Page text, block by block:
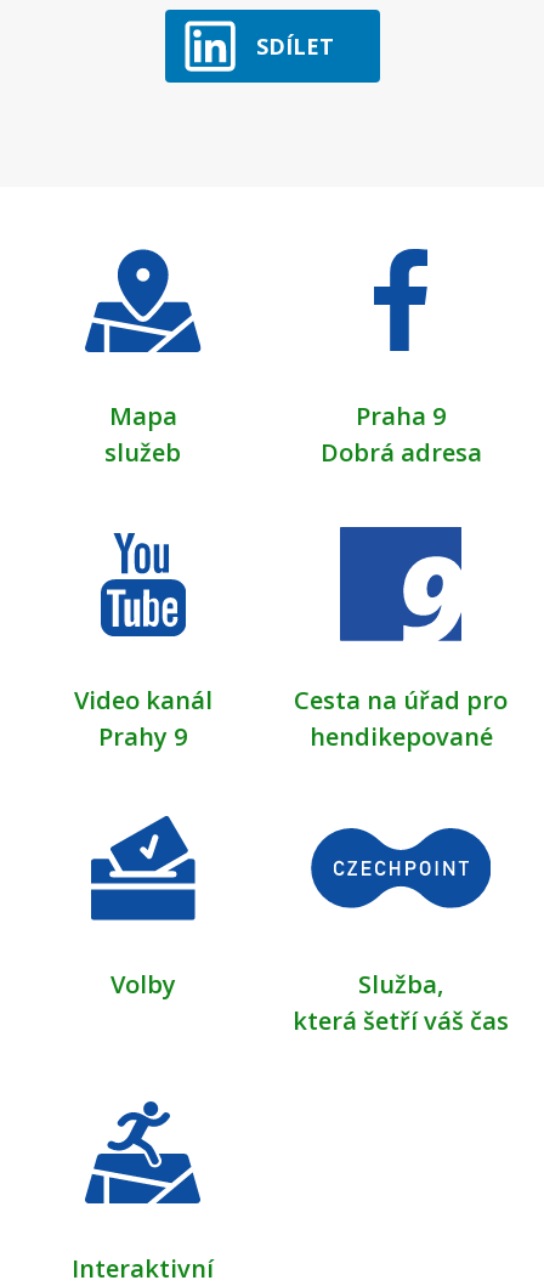
SDÍLET
Mapa
služeb
Praha 9
Dobrá adresa
Video kanál
Prahy 9
Cesta na úřad pro
hendikepované
Volby
Služba,
která šetří váš čas
Interaktivní